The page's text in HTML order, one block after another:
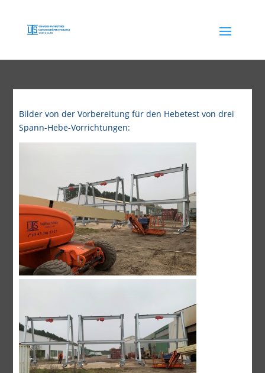
Bilder von der Vorbereitung für den Hebetest von drei
Spann-Hebe-Vorrichtungen: